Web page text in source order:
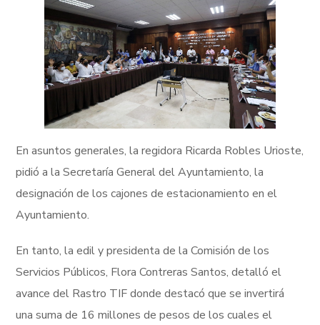
En asuntos generales, la regidora Ricarda Robles Urioste,
pidió a la Secretaría General del Ayuntamiento, la
designación de los cajones de estacionamiento en el
Ayuntamiento.
En tanto, la edil y presidenta de la Comisión de los
Servicios Públicos, Flora Contreras Santos, detalló el
avance del Rastro TIF donde destacó que se invertirá
una suma de 16 millones de pesos de los cuales el